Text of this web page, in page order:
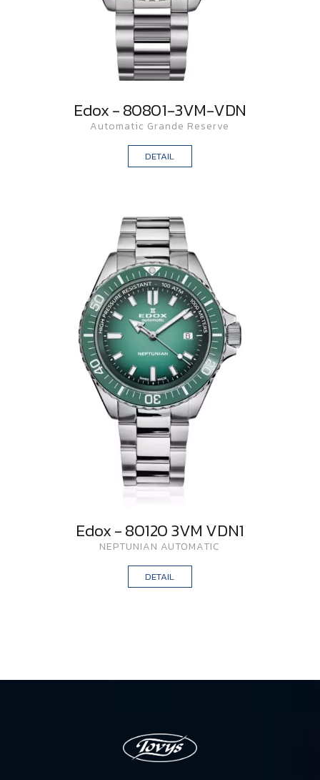
Edox - 80801-3VM-VDN
Automatic Grande Reserve
DETAIL
Edox - 80120 3VM VDN1
NEPTUNIAN AUTOMATIC
DETAIL